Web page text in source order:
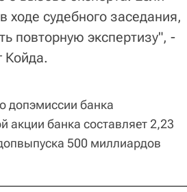
ходе судебного заседания,
повторную экспертизу", -
Койда.
допэмиссии банка
акции банка составляет 2,23
500 миллиардов